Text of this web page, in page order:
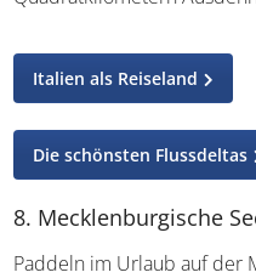
Italien als Reiseland
Die schönsten Flussdeltas
8. Mecklenburgische